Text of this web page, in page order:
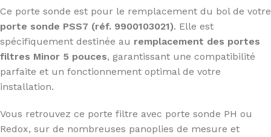
Ce porte sonde est pour le remplacement du bol de votre
porte sonde PSS7 (réf. 9900103021). Elle est
spécifiquement destinée au remplacement des portes
filtres Minor 5 pouces, garantissant une compatibilité
parfaite et un fonctionnement optimal de votre
installation.
Vous retrouvez ce porte filtre avec porte sonde PH ou
Redox, sur de nombreuses panoplies de mesure et